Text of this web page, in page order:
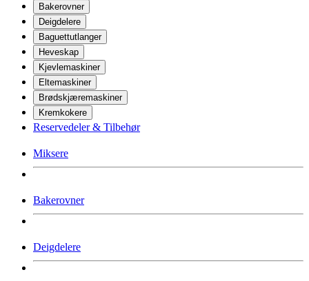
Bakerovner
Deigdelere
Baguettutlanger
Heveskap
Kjevlemaskiner
Eltemaskiner
Brødskjæremaskiner
Kremkokere
Reservedeler & Tilbehør
Miksere
Bakerovner
Deigdelere